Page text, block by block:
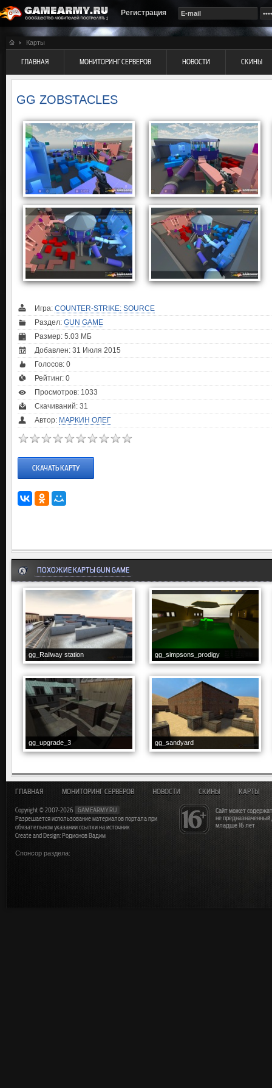
Регистрация
Карты
ГЛАВНАЯ МОНИТОРИНГ СЕРВЕРОВ НОВОСТИ СКИНЫ
GG ZOBSTACLES
Игра: COUNTER-STRIKE: SOURCE
Раздел: GUN GAME
Размер: 5.03 МБ
Добавлен: 31 Июля 2015
Голосов: 0
Рейтинг: 0
Просмотров: 1033
Скачиваний: 31
Автор: МАРКИН ОЛЕГ
СКАЧАТЬ КАРТУ
ПОХОЖИЕ КАРТЫ GUN GAME
gg_Railway station gg_simpsons_prodigy
gg_upgrade_3 gg_sandyard
Сайт может
не
младше 16 лет
ГЛАВНАЯ МОНИТОРИНГ СЕРВЕРОВ НОВОСТИ СКИНЫ КАРТЫ
Copyright © 2007-2026
GAMEARMY.RU
Разрешается использование материалов портала при
обязательном указании ссылки на источник
Create and Design: Родионов Вадим
Спонсор раздела: